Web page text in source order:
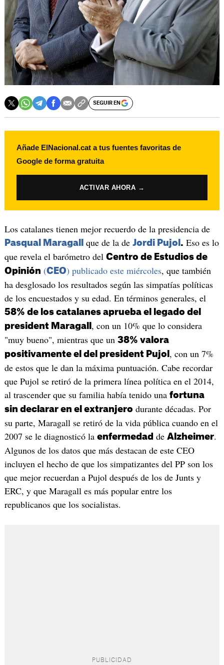
SEGUIR EN
Añade ElNacional.cat a tus fuentes favoritas de
Google de forma gratuita
ACTIVAR AHORA →
Los catalanes tienen mejor recuerdo de la presidencia de
Pasqual Maragall que de la de Jordi Pujol . Eso es lo
que revela el barómetro del Centro de Estudios de
Opinión (CEO) publicado este miércoles, que también
ha desglosado los resultados según las simpatías políticas
de los encuestados y su edad. En términos generales, el
58% de los catalanes aprueba el legado del
president Maragall , con un 10% que lo considera
"muy bueno", mientras que un 38% valora
positivamente el del president Pujol , con un 7%
de estos que le dan la máxima puntuación. Cabe recordar
que Pujol se retiró de la primera línea política en el 2014,
al trascender que su familia había tenido una fortuna
sin declarar en el extranjero durante décadas. Por
su parte, Maragall se retiró de la vida pública cuando en el
2007 se le diagnosticó la enfermedad de Alzheimer.
Algunos de los datos que más destacan de este CEO
incluyen el hecho de que los simpatizantes del PP son los
que mejor recuerdan a Pujol después de los de Junts y
ERC, y que Maragall es más popular entre los
republicanos que los socialistas.